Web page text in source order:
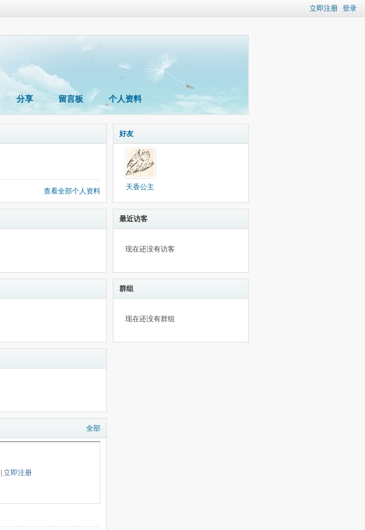
立即注册 登录
分享 留言板 个人资料
查看全部个人资料
全部
立即注册
好友
天香公主
最近访客
现在还没有访客
群组
现在还没有群组